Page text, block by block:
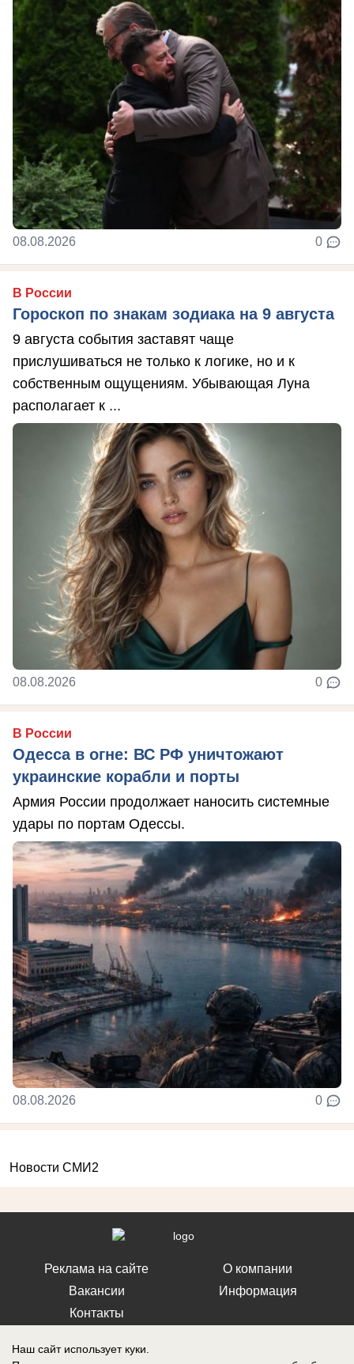
08.08.2026 0
В России
Гороскоп по знакам зодиака на 9 августа
9 августа события заставят чаще
прислушиваться не только к логике, но и к
собственным ощущениям. Убывающая Луна
располагает к ...
08.08.2026 0
В России
Одесса в огне: ВС РФ уничтожают
украинские корабли и порты
Армия России продолжает наносить системные
удары по портам Одессы.
08.08.2026 0
Новости СМИ2
Реклама на сайте
Вакансии
Контакты
О компании
Информация
Наш сайт использует куки.